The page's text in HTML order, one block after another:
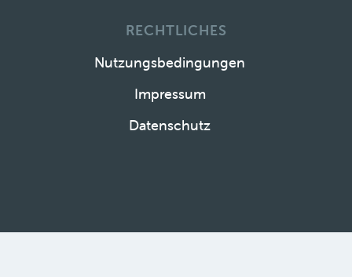
RECHTLICHES
Nutzungsbedingungen
Impressum
Datenschutz